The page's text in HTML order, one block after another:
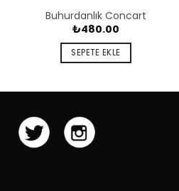
Buhurdanlık Concart
₺480.00
SEPETE EKLE